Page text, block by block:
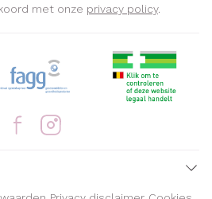
met onze privacy policy.